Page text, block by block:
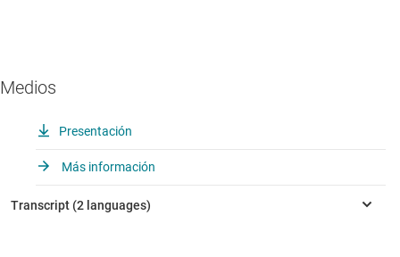
Medios
Presentación
Más información